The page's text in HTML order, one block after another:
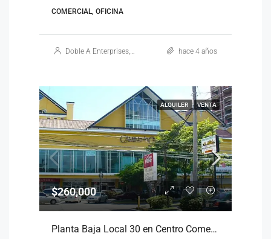
COMERCIAL, OFICINA
Doble A Enterprises, S.A. hace 4 años
ALQUILER VENTA
$260,000
Planta Baja Local 30 en Centro Comercial Camino de Cruces en Panamá